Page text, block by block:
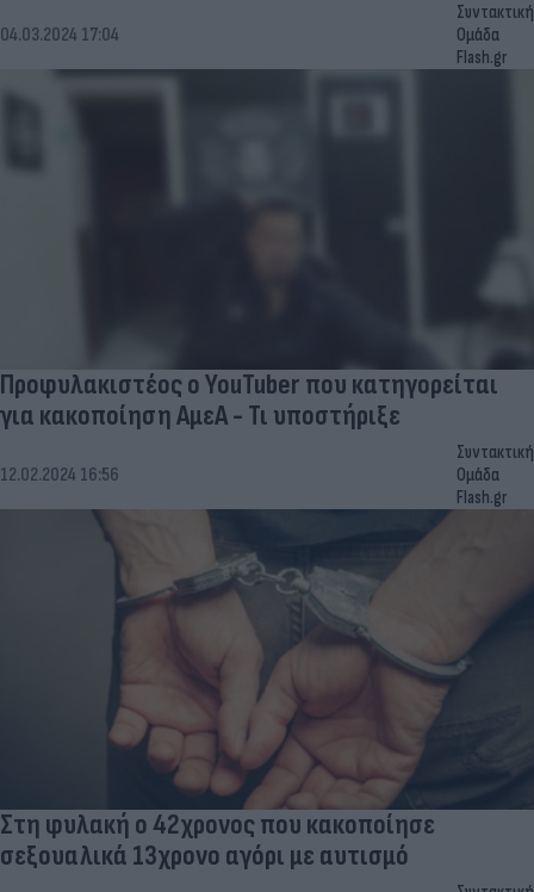
04.03.2024 17:04
Συντακτική
Ομάδα
Flash.gr
Προφυλακιστέος ο YouTuber που κατηγορείται
για κακοποίηση ΑμεΑ - Τι υποστήριξε
12.02.2024 16:56
Συντακτική
Ομάδα
Flash.gr
Στη φυλακή ο 42χρονος που κακοποίησε
σεξουαλικά 13χρονο αγόρι με αυτισμό